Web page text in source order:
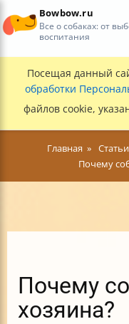
Bowbow.ru
Все о собаках: от
воспитания
Посещая данный
обработки
файлов cookie,
Главная Статьи
Почему
Почему
хозяина?